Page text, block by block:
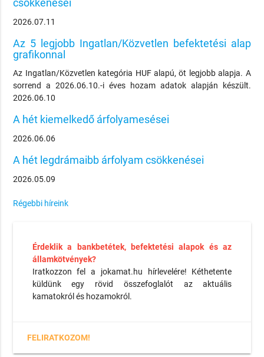
csökkenései
2026.07.11
Az 5 legjobb Ingatlan/Közvetlen befektetési alap
grafikonnal
Az Ingatlan/Közvetlen kategória HUF alapú, öt legjobb alapja. A
sorrend a 2026.06.10.-i éves hozam adatok alapján készült.
2026.06.10
A hét kiemelkedő árfolyamesései
2026.06.06
A hét legdrámaibb árfolyam csökkenései
2026.05.09
Régebbi híreink
Érdeklik a bankbetétek, befektetési alapok és az
államkötvények?
Iratkozzon fel a jokamat.hu hírlevelére! Kéthetente
küldünk egy rövid összefoglalót az aktuális
kamatokról és hozamokról.
FELIRATKOZOM!